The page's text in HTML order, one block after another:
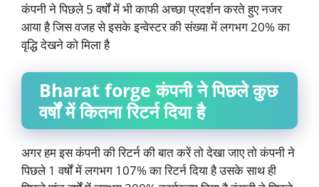
कंपनी ने पिछले 5 वर्षों में भी काफी अच्छा प्रदर्शन करते हुए नजर
आया है जिस वजह से इसके इन्वेस्टर की संख्या में लगभग 20% का
वृद्धि देखने को मिला है
Bharat forge कंपनी ने पिछले कुछ
वर्षों में कितना रिटर्न दिया है
अगर हम इस कंपनी की रिटर्न की बात करें तो देखा जाए तो कंपनी ने
पिछले 1 वर्षों में लगभग 107% का रिटर्न दिया है उसके साथ ही